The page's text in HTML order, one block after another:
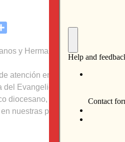
y Hermanas en Cristo,
atención en la diócesis de
del Evangelio a todos los que
diocesano, me proporciona un
nuestras parroquias, escuelas,